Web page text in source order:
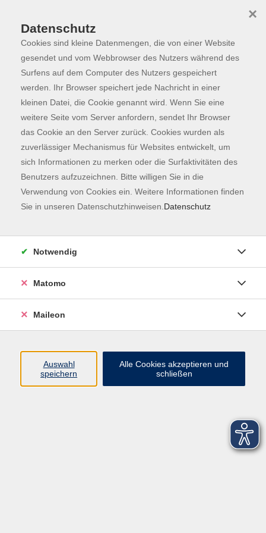
Skip to main content
Programm
Der Kurs konnte nicht gefunden werden.
Kontaktformular
Impressum
AGB
Datenschutzerklärung
Datenschutz
Cookies sind kleine Datenmengen, die von einer Website
gesendet und vom Webbrowser des Nutzers während des
Surfens auf dem Computer des Nutzers gespeichert
werden. Ihr Browser speichert jede Nachricht in einer
kleinen Datei, die Cookie genannt wird. Wenn Sie eine
weitere Seite vom Server anfordern, sendet Ihr Browser
das Cookie an den Server zurück. Cookies wurden als
zuverlässiger Mechanismus für Websites entwickelt, um
sich Informationen zu merken oder die Surfaktivitäten des
Benutzers aufzuzeichnen. Bitte willigen Sie in die
Verwendung von Cookies ein. Weitere Informationen finden
Sie in unseren Datenschutzhinweisen. Datenschutz
×
Notwendig
Matomo
Maileon
Auswahl
speichern
Alle Cookies akzeptieren und
schließen